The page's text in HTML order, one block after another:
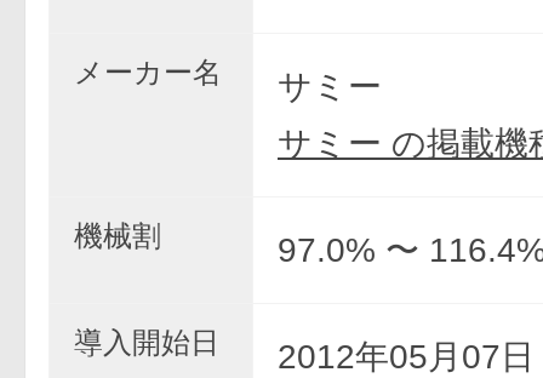
メーカー名
サミー
サミー の掲載機
機械割 97.0% 〜
導入開始日 2012年05月07日